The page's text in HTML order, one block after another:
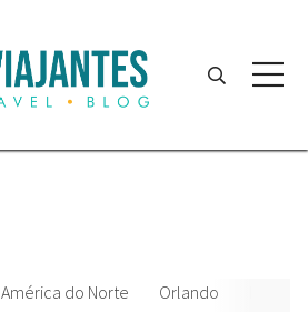
América do Norte Orlando